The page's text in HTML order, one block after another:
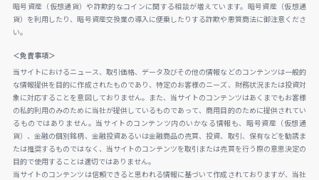
暗号資産（仮想通貨）や詐欺的なコインに関する相談が増えています。暗号資産（仮想通
貨）を利用したり、暗号資産交換業の導入に便乗したりする詐欺や悪質商法に御注意くださ
い。
＜免責事項＞
当サイトにおけるニュース、取引価格、データ及びその他の情報などのコンテンツは一般的
な情報提供を目的に作成されたものであり、特定のお客様のニーズ、財務状況または投資対
象に対応することを意図しておりません。また、当サイトのコンテンツはあくまでもお客様
の私的利用のみのために当社が提供しているものであって、商用目的のために提供されてい
るものではありません。当サイトのコンテンツ内のいかなる情報も、暗号資産（仮想通
貨）、金融の個別銘柄、金融投資あるいは金融商品の売買、投資、取引、保有などを勧誘ま
たは推奨するものではなく、当サイトのコンテンツを取引または売買を行う際の意思決定の
目的で使用することは適切ではありません。
当サイトのコンテンツは信頼できると思われる情報に基づいて作成されておりますが、当社